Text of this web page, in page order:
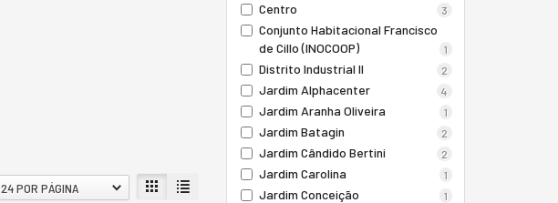
Centro
3
Conjunto Habitacional Francisco
de Cillo (INOCOOP)
1
Distrito Industrial II 2
Jardim Alphacenter 4
Jardim Aranha Oliveira 1
Jardim Batagin 2
Jardim Cândido Bertini 2
Jardim Carolina 1
Jardim Conceição 1
24 POR PÁGINA